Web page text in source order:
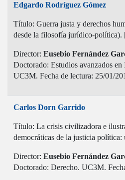
Edgardo Rodríguez Gómez
Título: Guerra justa y derechos
desde la filosofía jurídico-política).
Director: Eusebio Fernández
Doctorado: Estudios avanzados en
UC3M. Fecha de lectura: 25/01/
Carlos Dorn Garrido
Título: La crisis civilizadora e
democráticas de la justicia política:
Director: Eusebio Fernández
Doctorado: Derecho. UC3M.